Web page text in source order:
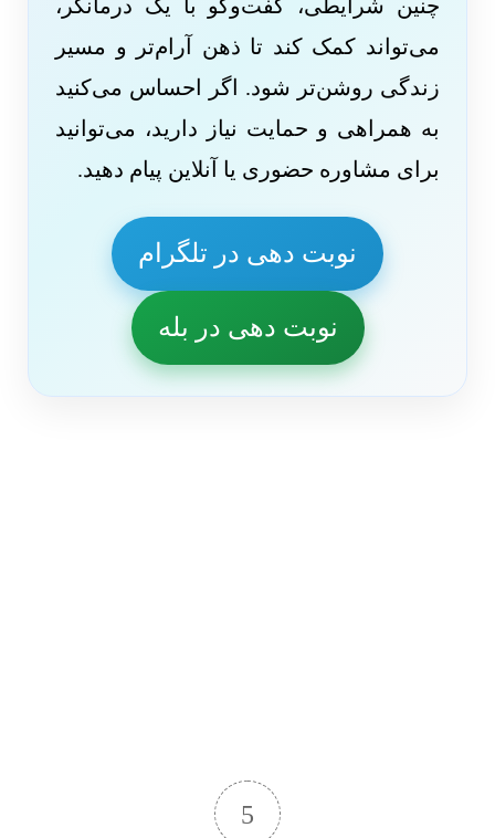
چنین شرایطی، گفت‌وگو با یک درمانگر،
می‌تواند کمک کند تا ذهن آرام‌تر و مسیر
زندگی روشن‌تر شود. اگر احساس می‌کنید
به همراهی و حمایت نیاز دارید، می‌توانید
برای مشاوره حضوری یا آنلاین پیام دهید.
نوبت دهی در تلگرام
نوبت دهی در بله
5